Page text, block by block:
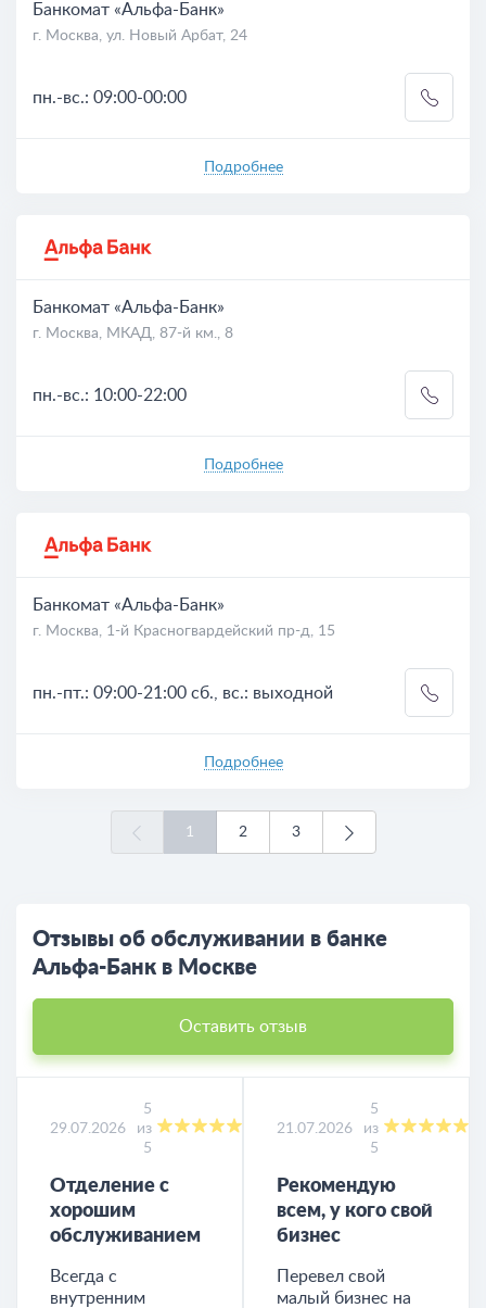
Банкомат «Альфа-Банк»
г. Москва, ул. Новый Арбат, 24
пн.-вс.: 09:00-00:00
Подробнее
Банкомат «Альфа-Банк»
г. Москва, МКАД, 87-й км., 8
пн.-вс.: 10:00-22:00
Подробнее
Банкомат «Альфа-Банк»
г. Москва, 1-й Красногвардейский пр-д, 15
пн.-пт.: 09:00-21:00 сб., вс.: выходной
Подробнее
1 2 3
Отзывы об обслуживании в банке
Альфа-Банк в Москве
Оставить отзыв
29.07.2026
5
из
5
Отделение с
хорошим
обслуживанием
Всегда с
внутренним
21.07.2026
5
из
5
Рекомендую
всем, у кого свой
бизнес
Перевел свой
малый бизнес на